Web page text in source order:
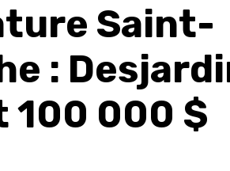
Saint-
:
100 000 $